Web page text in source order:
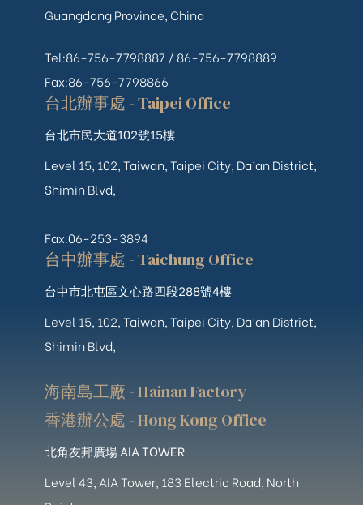
Guangdong Province, China
Tel:86-756-7798887 / 86-756-7798889
Fax:86-756-7798866
台北辦事處 - Taipei Office
台北市民大道102號15樓
Level 15, 102, Taiwan, Taipei City, Da’an District,
Shimin Blvd,
Fax:06-253-3894
台中辦事處 - Taichung Office
台中市北屯區文心路四段288號4樓
Level 15, 102, Taiwan, Taipei City, Da’an District,
Shimin Blvd,
海南島工廠 - Hainan Factory
香港辦公處 - Hong Kong Office
北角友邦廣場 AIA TOWER
Level 43, AIA Tower, 183 Electric Road, North